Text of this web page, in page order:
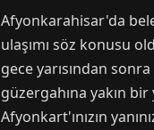
Afyonkarahisar'da
ulaşımı söz konusu
gece yarısından
güzergahına yakın
Afyonkart'ınızın